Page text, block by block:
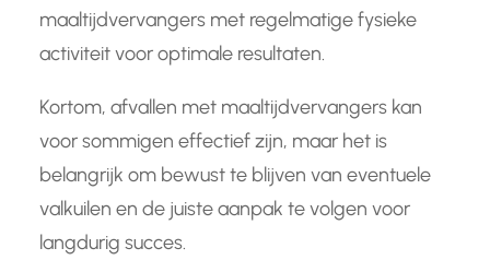
maaltijdvervangers met regelmatige fysieke
activiteit voor optimale resultaten.
Kortom, afvallen met maaltijdvervangers kan
voor sommigen effectief zijn, maar het is
belangrijk om bewust te blijven van eventuele
valkuilen en de juiste aanpak te volgen voor
langdurig succes.